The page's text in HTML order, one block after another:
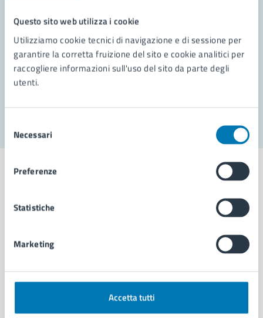
Questo sito web utilizza i cookie
Utilizziamo cookie tecnici di navigazione e di sessione per
garantire la corretta fruizione del sito e cookie analitici per
raccogliere informazioni sull'uso del sito da parte degli
utenti.
delNecessari
Preferenze
Statistiche
Marketing
Accetta tutti
Richiedi assistenza
Prenota appuntamento
Problemi in città
Comune di Napoli
AMMINISTRAZIONE
Organi di governo